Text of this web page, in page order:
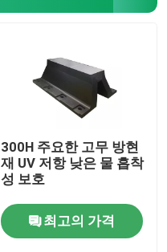
300H 주요한 고무 방현
재 UV 저항 낮은 물 흡착
성 보호
최고의 가격